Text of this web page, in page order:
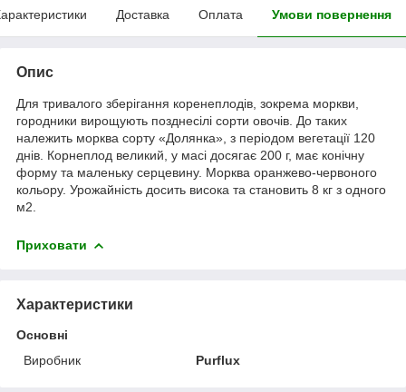
Доставка Оплата Умови повернення
Опис
Для тривалого зберігання коренеплодів, зокрема моркви,
городники вирощують позднесілі сорти овочів. До таких
належить морква сорту «Долянка», з періодом вегетації 120
днів. Корнеплод великий, у масі досягає 200 г, має конічну
форму та маленьку серцевину. Морква оранжево-червоного
кольору. Урожайність досить висока та становить 8 кг з одного
м2
Приховати
Характеристики
Основні
Виробник
Purflux